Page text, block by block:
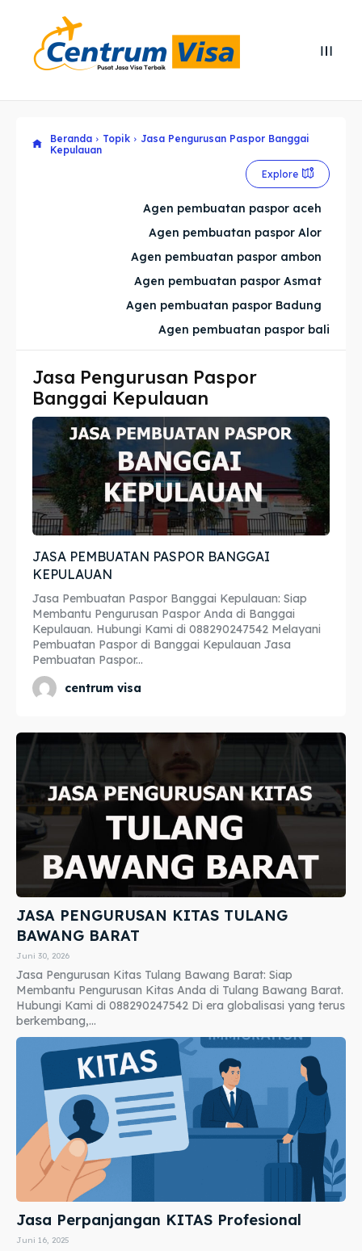
Cari
Cari
Explore our destinations
Imta
Legalisir
Apostille
Penerjemah
Asuransi
Blog
Cari
Explore our destinations
Imta
Legalisir
Apostille
Penerjemah
Asuransi
Blog
Cari
Beranda Topik
Jasa Pengurusan Paspor Banggai
Kepulauan
Explore
Agen pembuatan paspor aceh
Agen pembuatan paspor Alor
Agen pembuatan paspor ambon
Agen pembuatan paspor Asmat
Agen pembuatan paspor Badung
Agen pembuatan paspor bali
Jasa Pengurusan Paspor
Banggai Kepulauan
JASA PEMBUATAN PASPOR BANGGAI
KEPULAUAN
Jasa Pembuatan Paspor Banggai Kepulauan: Siap
Membantu Pengurusan Paspor Anda di Banggai
Kepulauan. Hubungi Kami di 088290247542 Melayani
Pembuatan Paspor di Banggai Kepulauan Jasa
Pembuatan Paspor...
centrum visa
JASA PENGURUSAN KITAS TULANG
BAWANG BARAT
Juni 30, 2026
Jasa Pengurusan Kitas Tulang Bawang Barat: Siap
Membantu Pengurusan Kitas Anda di Tulang Bawang Barat.
Hubungi Kami di 088290247542 Di era globalisasi yang terus
berkembang,...
Jasa Perpanjangan KITAS Profesional
Juni 16, 2025